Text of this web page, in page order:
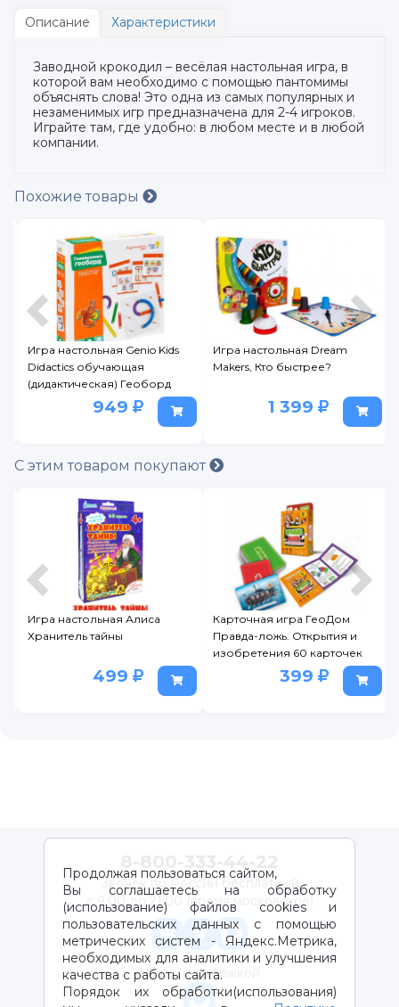
Описание Характеристики
Заводной крокодил – весёлая настольная игра, в
которой вам необходимо с помощью пантомимы
объяснять слова! Это одна из самых популярных и
незаменимых игр предназначена для 2-4 игроков.
Играйте там, где удобно: в любом месте и в любой
компании.
Похожие товары
Игра настольная Genio Kids
Didactics обучающая
(дидактическая) Геоборд
949
Игра настольная Dream
Makers, Кто быстрее?
1 399
С этим товаром покупают
Игра настольная Алиса
Хранитель тайны
499
Карточная игра ГеоДом
Правда-ложь. Открытия и
изобретения 60 карточек
399
Продолжая пользоваться сайтом,
Вы соглашаетесь на обработку
(использование) файлов cookies и
пользовательских данных с помощью
метрических систем - Яндекс.Метрика,
необходимых для аналитики и улучшения
качества с работы сайта.
Порядок их обработки(использования)
Звонок по России бесплатный
с 9:00 до 21:00 (время московское)
Чат с поддержкой